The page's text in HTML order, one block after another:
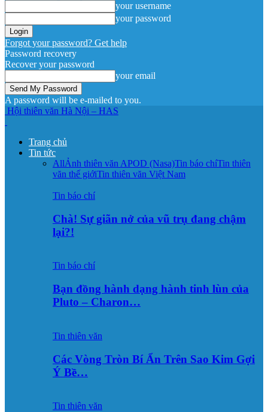
your username
your password
Forgot your password? Get help
Password recovery
Recover your password
your email
A password will be e-mailed to you.
Hội thiên văn Hà Nội – HAS
Trang chủ
Tin tức
AllẢnh thiên văn APOD (Nasa)Tin báo chíTin thiên
văn thế giớiTin thiên văn Việt Nam
Tin báo chí
Chà! Sự giãn nở của vũ trụ đang chậm
lại?!
Tin báo chí
Bạn đồng hành dạng hành tinh lùn của
Pluto – Charon…
Tin thiên văn
Các Vòng Tròn Bí Ẩn Trên Sao Kim Gợi
Ý Bề…
Tin thiên văn